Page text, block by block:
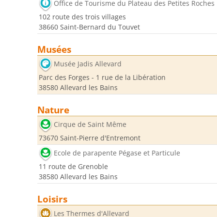
Office de Tourisme du Plateau des Petites Roches
102 route des trois villages
38660 Saint-Bernard du Touvet
Musées
Musée Jadis Allevard
Parc des Forges - 1 rue de la Libération
38580 Allevard les Bains
Nature
Cirque de Saint Même
73670 Saint-Pierre d'Entremont
Ecole de parapente Pégase et Particule
11 route de Grenoble
38580 Allevard les Bains
Loisirs
Les Thermes d'Allevard